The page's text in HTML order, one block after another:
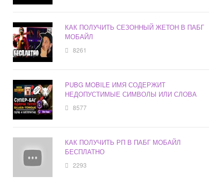
КАК ПОЛУЧИТЬ СЕЗОННЫЙ ЖЕТОН В ПАБГ
МОБАЙЛ
8261
PUBG MOBILE ИМЯ СОДЕРЖИТ
НЕДОПУСТИМЫЕ СИМВОЛЫ ИЛИ СЛОВА
8577
КАК ПОЛУЧИТЬ РП В ПАБГ МОБАЙЛ
БЕСПЛАТНО
2293